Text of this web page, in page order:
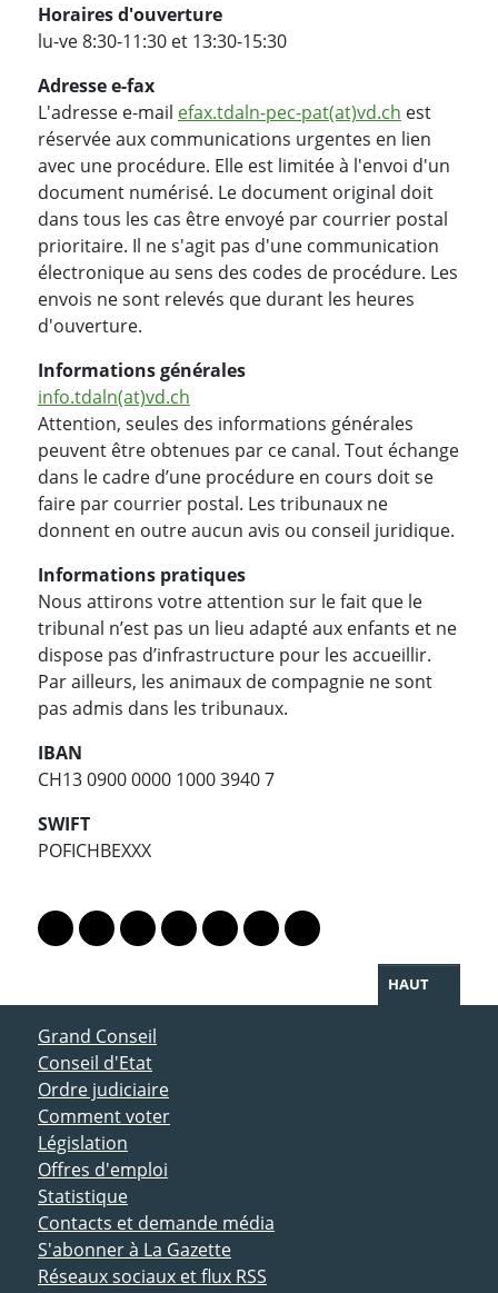
Horaires d'ouverture
lu-ve 8:30-11:30 et 13:30-15:30
Adresse e-fax
L'adresse e-mail efax.tdaln-pec-pat(at)vd.ch est
réservée aux communications urgentes en lien
avec une procédure. Elle est limitée à l'envoi d'un
document numérisé. Le document original doit
dans tous les cas être envoyé par courrier postal
prioritaire. Il ne s'agit pas d'une communication
électronique au sens des codes de procédure. Les
envois ne sont relevés que durant les heures
d'ouverture.
Informations générales
info.tdaln(at)vd.ch
Attention, seules des informations générales
peuvent être obtenues par ce canal. Tout échange
dans le cadre d’une procédure en cours doit se
faire par courrier postal. Les tribunaux ne
donnent en outre aucun avis ou conseil juridique.
Informations pratiques
Nous attirons votre attention sur le fait que le
tribunal n’est pas un lieu adapté aux enfants et ne
dispose pas d’infrastructure pour les accueillir.
Par ailleurs, les animaux de compagnie ne sont
pas admis dans les tribunaux.
IBAN
CH13 0900 0000 1000 3940 7
SWIFT
POFICHBEXXX
Lien vers le profil Mastodon
Lien vers le profil Bluesky
Lien vers le profil Instagram
Lien vers le profil Linkedin
Lien vers le profil Facebook
Lien vers le profil Twitter
Partager par WhatsApp
HAUT
ACCÈS DIRECT
Grand Conseil
Conseil d'Etat
Ordre judiciaire
Comment voter
Législation
Offres d'emploi
Statistique
Contacts et demande média
S'abonner à La Gazette
Réseaux sociaux et flux RSS